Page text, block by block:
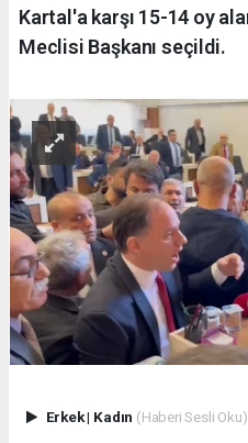
Kartal'a karşı 15-14 oy
Meclisi Başkanı seçildi.
Erkek| Kadın (Haberi Sesli Oku)